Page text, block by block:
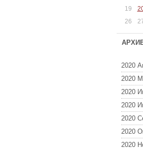
19
26
2020
2020
2020
2020
2020
2020
2020